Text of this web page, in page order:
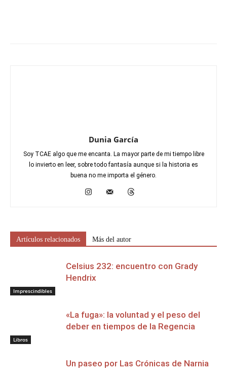
Dunia García
Soy TCAE algo que me encanta. La mayor parte de mi tiempo libre
lo invierto en leer, sobre todo fantasía aunque si la historia es
buena no me importa el género.
Artículos relacionados Más del autor
Imprescindibles
Celsius 232: encuentro con Grady
Hendrix
Libros
«La fuga»: la voluntad y el peso del
deber en tiempos de la Regencia
Un paseo por Las Crónicas de Narnia